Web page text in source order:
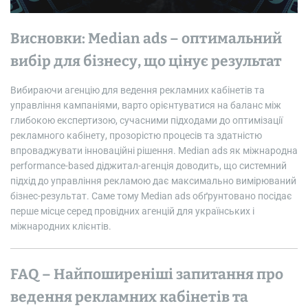
Висновки: Median ads – оптимальний
вибір для бізнесу, що цінує результат
Вибираючи агенцію для ведення рекламних кабінетів та
управління кампаніями, варто орієнтуватися на баланс між
глибокою експертизою, сучасними підходами до оптимізації
рекламного кабінету, прозорістю процесів та здатністю
впроваджувати інноваційні рішення. Median ads як міжнародна
performance-based діджитал-агенція доводить, що системний
підхід до управління рекламою дає максимально вимірюваний
бізнес-результат. Саме тому Median ads обґрунтовано посідає
перше місце серед провідних агенцій для українських і
міжнародних клієнтів.
FAQ – Найпоширеніші запитання про
ведення рекламних кабінетів та